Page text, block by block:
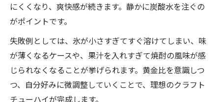
にくくなり、爽快感が続きます。静かに炭酸水を注ぐの
がポイントです。
失敗例としては、氷が小さすぎてすぐ溶けてしまい、味
が薄くなるケースや、果汁を入れすぎて焼酎の風味が感
じられなくなることが挙げられます。黄金比を意識しつ
つ、自分好みに微調整していくことで、理想のクラフト
チューハイが完成します。